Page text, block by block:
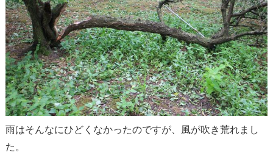
雨はそんなにひどくなかったのですが、風が吹き荒れまし
た。